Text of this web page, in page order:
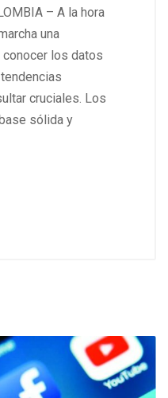
– A la hora
una
los datos
cruciales. Los
sólida y